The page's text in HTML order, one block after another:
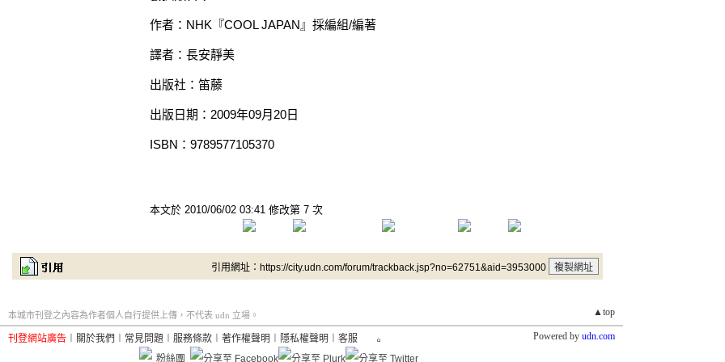
作者：NHK『COOL JAPAN』採編組/編著
譯者：長安靜美
出版社：笛藤
出版日期：2009年09月20日
ISBN：9789577105370
本文於 2010/06/02 03:41 修改第 7 次
引用網址：https://city.udn.com/forum/trackback.jsp?no=62751&aid=3953000
▲top
本城市刊登之內容為作者個人自行提供上傳，不代表 udn 立場。
刊登網站廣告 關於我們 常見問題 服務條款 著作權聲明 隱私權聲明 客服 Powered by udn.com
粉絲團